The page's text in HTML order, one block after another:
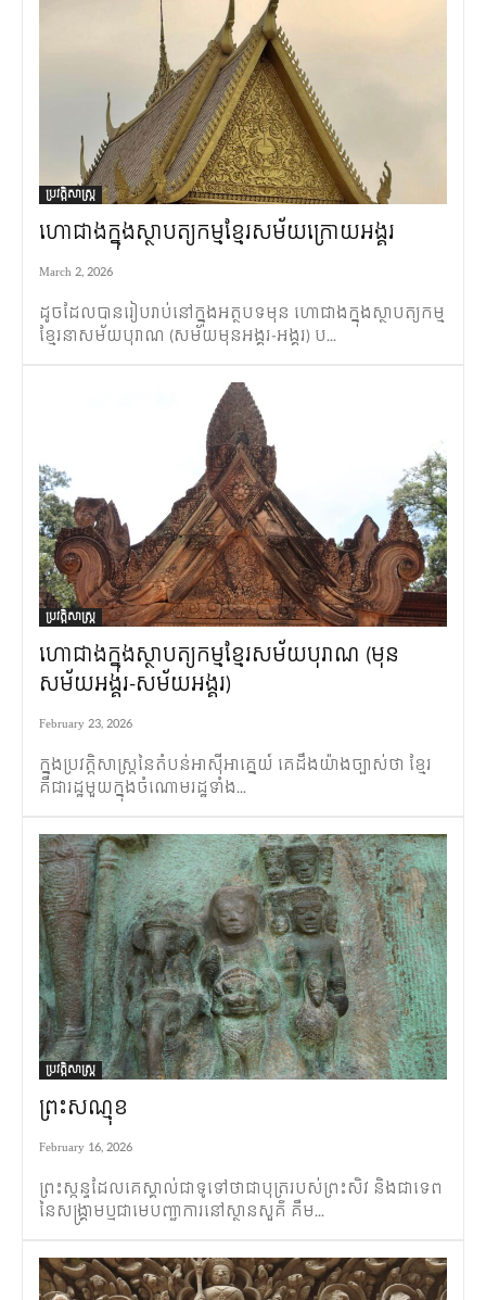
ប្រវត្តិសាស្ត្រ
ហោជាងក្នុងស្ថាបត្យកម្មខ្មែរសម័យក្រោយអង្គរ
March 2, 2026
ដូចដែលបានរៀបរាប់នៅក្នុងអត្ថបទមុន ហោជាងក្នុងស្ថាបត្យកម្ម
ខ្មែរនាសម័យបុរាណ (សម័យមុនអង្គរ-អង្គរ) ប...
ប្រវត្តិសាស្ត្រ
ហោជាងក្នុងស្ថាបត្យកម្មខ្មែរសម័យបុរាណ (មុន
សម័យអង្គរ-សម័យអង្គរ)
February 23, 2026
ក្នុងប្រវត្តិសាស្រ្តនៃតំបន់អាស៊ីអាគ្នេយ៍ គេដឹងយ៉ាងច្បាស់ថា ខ្មែរ
គឺជារដ្ឋមួយក្នុងចំណោមរដ្ឋទាំង...
ប្រវត្តិសាស្ត្រ
ព្រះសណ្មុខ
February 16, 2026
ព្រះស្កន្ទដែលគេស្គាល់ជាទូទៅថាជាបុត្ររបស់ព្រះសិវ និងជាទេព
នៃសង្រ្គាមឬជាមេបញ្ជាការនៅស្ថានសួគ៌ គឺម...